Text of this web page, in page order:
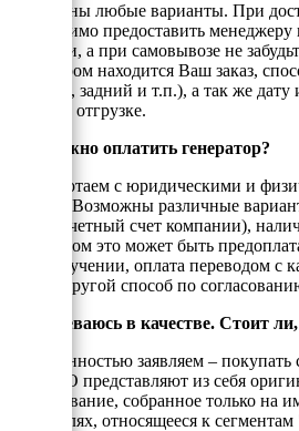
Возможны любые варианты. При
необходимо предоставить
доставки, а при самовывозе не
на котором находится Ваш заказ,
боковой, задний и т.п.), а так же
товара к отгрузке.
Как можно оплатить генератор?
Мы работаем с юридическими и
России. Возможны различные
(на рассчетный счет компании),
енеджером это может быть
при получении, оплата переводом с
любой другой способ по
Я сомневаюсь в качестве. Стоит
С уверенностью заявляем –
ЭНЕРГО представляют из себя
оборудование, собранное только на
двигателях, относящееся к